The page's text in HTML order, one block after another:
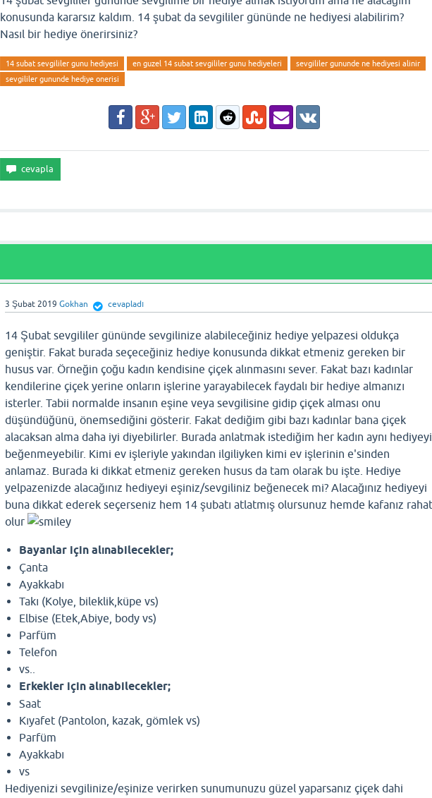
konusunda kararsız kaldım. 14 şubat da sevgililer gününde ne hediyesi alabilirim?
Nasıl bir hediye önerirsiniz?
14 subat sevgililer gunu hediyesi en guzel 14 subat sevgililer gunu hediyeleri
sevgililer gununde ne hediyesi alinir
sevgililer gununde hediye onerisi
3 Şubat 2019 Gokhan cevapladı
14 Şubat sevgililer gününde sevgilinize alabileceğiniz hediye yelpazesi oldukça
geniştir. Fakat burada seçeceğiniz hediye konusunda dikkat etmeniz gereken bir
husus var. Örneğin çoğu kadın kendisine çiçek alınmasını sever. Fakat bazı kadınlar
kendilerine çiçek yerine onların işlerine yarayabilecek faydalı bir hediye almanızı
isterler. Tabii normalde insanın eşine veya sevgilisine gidip çiçek alması onu
düşündüğünü, önemsediğini gösterir. Fakat dediğim gibi bazı kadınlar bana çiçek
alacaksan alma daha iyi diyebilirler. Burada anlatmak istediğim her kadın aynı hediyeyi
beğenmeyebilir. Kimi ev işleriyle yakından ilgiliyken kimi ev işlerinin e'sinden
anlamaz. Burada ki dikkat etmeniz gereken husus da tam olarak bu işte. Hediye
yelpazenizde alacağınız hediyeyi eşiniz/sevgiliniz beğenecek mi? Alacağınız hediyeyi
buna dikkat ederek seçerseniz hem 14 şubatı atlatmış olursunuz hemde kafanız rahat
olur
Bayanlar için alınabilecekler;
Çanta
Ayakkabı
Takı (Kolye, bileklik,küpe vs)
Elbise (Etek,Abiye, body vs)
Parfüm
Telefon
vs..
Erkekler için alınabilecekler;
Saat
Kıyafet (Pantolon, kazak, gömlek vs)
Parfüm
Ayakkabı
vs
Hediyenizi sevgilinize/eşinize verirken sunumunuzu güzel yaparsanız çiçek dahi